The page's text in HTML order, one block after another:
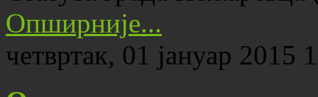
Опширније...
четвртак, 01 јануар 2015